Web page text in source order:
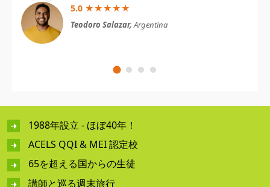
5.0 ★★★★★
Teodoro Salazar,Argentina
1988年設立 - ほぼ40年！
ACELS QQI & MEI 認定校
65を超える国からの生徒
講師と巡る週末旅行